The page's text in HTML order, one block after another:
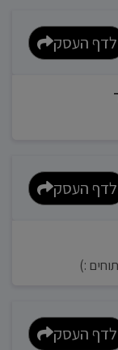
לדף העסק
לדף העסק
לדף העסק